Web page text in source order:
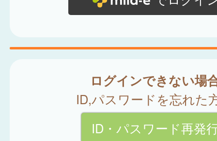
ログインできない場
ID,パスワードを忘れた
ID・パスワード再発